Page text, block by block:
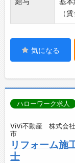
（
気になる
ハローワーク求人
ViVi不動産 株式会
市
リフォーム施
士